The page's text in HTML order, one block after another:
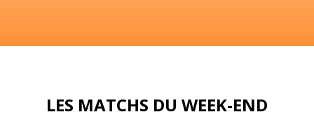
LES MATCHS DU WEEK-END